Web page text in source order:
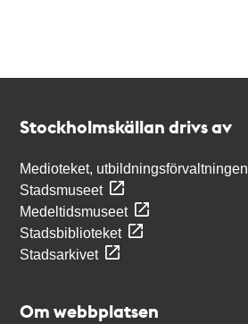
Stockholmskällan drivs av
Medioteket, utbildningsförvaltningen
Stadsmuseet
Medeltidsmuseet
Stadsbiblioteket
Stadsarkivet
Om webbplatsen